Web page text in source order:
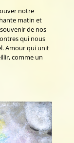
notre
matin et
de nos
qui nous
Amour qui unit
comme un